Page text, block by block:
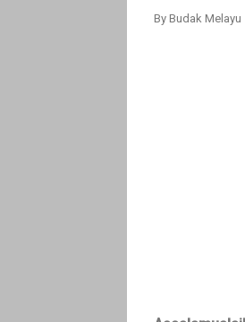
By Budak Melayu